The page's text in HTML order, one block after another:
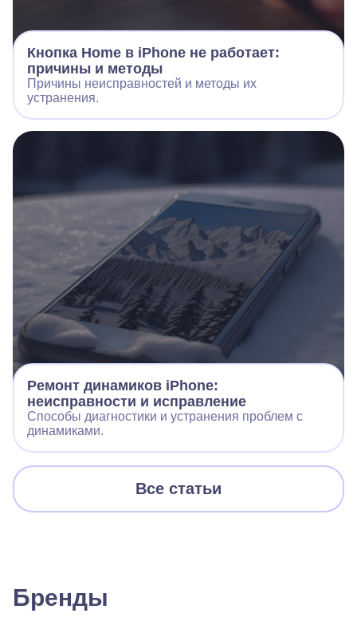
Кнопка Home в iPhone не работает:
причины и методы
Причины неисправностей и методы их
устранения.
Ремонт динамиков iPhone:
неисправности и исправление
Способы диагностики и устранения проблем с
динамиками.
Все статьи
Бренды